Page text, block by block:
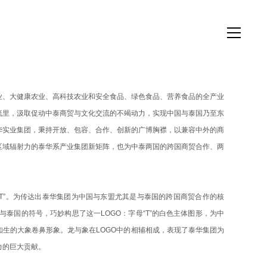
大健康农业、高科技农业和安全食品、绿色食品、营养食品的全产业
，汲取促动中泰商贸与文化交流的不竭动力，实现中国与泰国乃至东
业集团，秉持开放、包容、合作、创新的广博胸襟，以兼容中外的商
辐射力的泰华系产业集团新矩阵，也为中泰两国的跨国商贸合作、两
。为传达出泰华集团为中国与东盟尤其是与泰国的跨国商贸合作的核
泰国的符号，巧妙构思了这一LOGO ：字母“T”的白色主体图形，为中
的大象卷鼻形象。龙与象在LOGO中的相辅相成，表现了泰华集团为
巨大贡献。